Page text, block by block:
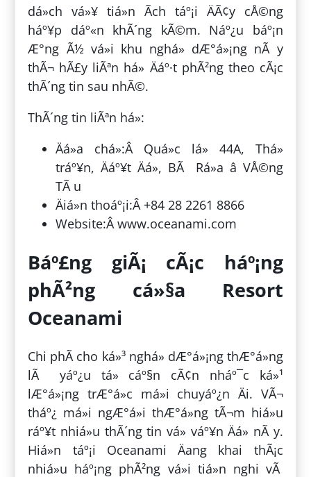
dá»ch vá»¥ tiá»n Ã­ch táº¡i ÄÃ¢y cÅ©ng
háº¥p dáº«n khÃ´ng kÃ©m. Náº¿u báº¡n
Æ°ng Ã½ vá»i khu nghá» dÆ°á»¡ng nÃ y
thÃ¬ hÃ£y liÃªn há» Äáº·t phÃ²ng theo cÃ¡c
thÃ´ng tin sau nhÃ©.
ThÃ´ng tin liÃªn há»:
Äá»a chá»:Â Quá»c lá» 44A, Thá»
tráº¥n, Äáº¥t Äá», BÃ Rá»a â VÅ©ng
TÃ u
Äiá»n thoáº¡i:Â +84 28 2261 8866
Website:Â www.oceanami.com
Báº£ng giÃ¡ cÃ¡c háº¡ng
phÃ²ng cá»§a Resort
Oceanami
Chi phÃ­ cho ká»³ nghá» dÆ°á»¡ng thÆ°á»ng
lÃ yáº¿u tá» cáº§n cÃ¢n nháº¯c ká»¹
lÆ°á»¡ng trÆ°á»c má»i chuyáº¿n Äi. VÃ¬
tháº¿ má»i ngÆ°á»i thÆ°á»ng tÃ¬m hiá»u
ráº¥t nhiá»u thÃ´ng tin vá» váº¥n Äá» nÃ y.
Hiá»n táº¡i Oceanami Äang khai thÃ¡c
nhiá»u háº¡ng phÃ²ng vá»i tiá»n nghi vÃ